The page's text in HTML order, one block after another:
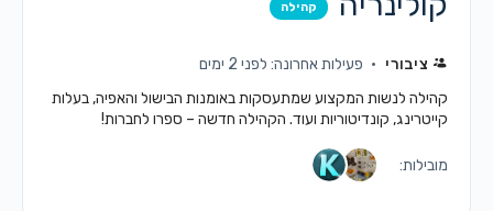
קהילה
ציבורי
פעילות אחרונה: לפני 2 ימים
קהילה לנשות המקצוע שמתעסקות באומנות הבישול והאפיה, בעלות
קייטרינג, קונדיטוריות ועוד. הקהילה חדשה – ספרו לחברות!
מובילות: